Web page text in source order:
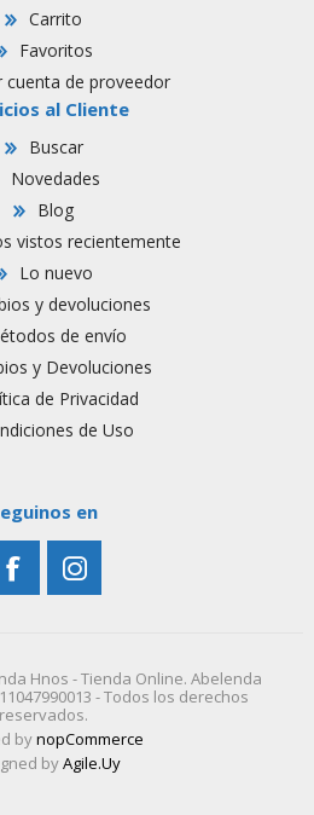
Carrito
Favoritos
cuenta de proveedor
al Cliente
Buscar
Novedades
Blog
vistos recientemente
Lo nuevo
y devoluciones
de envío
y Devoluciones
de Privacidad
de Uso
en
Hnos - Tienda Online. Abelenda
- Todos los derechos
reservados.
bynopCommerce
byAgile.Uy